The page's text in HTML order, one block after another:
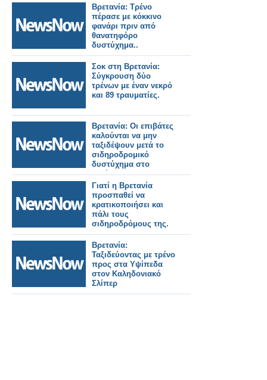
Βρετανία: Τρένο
πέρασε με κόκκινο
φανάρι πριν από
θανατηφόρο
δυστύχημα..
Σοκ στη Βρετανία:
Σύγκρουση δύο
τρένων με έναν νεκρό
και 89 τραυματίες.
Βρετανία: Οι επιβάτες
καλούνται να μην
ταξιδέψουν μετά το
σιδηροδρομικό
δυστύχημα στο
Μπέντφορντ.
Γιατί η Βρετανία
προσπαθεί να
κρατικοποιήσει και
πάλι τους
σιδηροδρόμους της.
Βρετανία:
Ταξιδεύοντας με τρένο
προς στα Υψίπεδα
στον Καληδονιακό
Σλίπερ